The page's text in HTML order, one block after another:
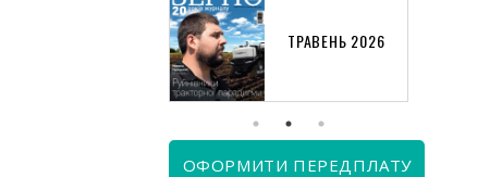
ТРАВЕНЬ 2026
ОФОРМИТИ ПЕРЕДПЛАТУ